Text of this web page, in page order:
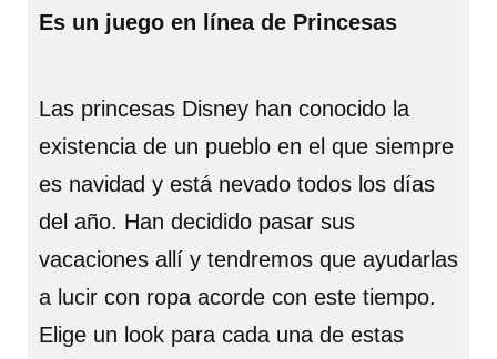
Es un juego en línea de Princesas
Las princesas Disney han conocido la
existencia de un pueblo en el que siempre
es navidad y está nevado todos los días
del año. Han decidido pasar sus
vacaciones allí y tendremos que ayudarlas
a lucir con ropa acorde con este tiempo.
Elige un look para cada una de estas